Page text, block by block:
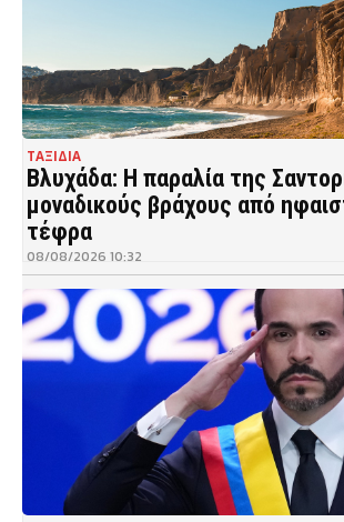
ΤΑΞΙΔΙΑ
Βλυχάδα: Η παραλία της
μοναδικούς βράχους από
τέφρα
08/08/2026 10:32